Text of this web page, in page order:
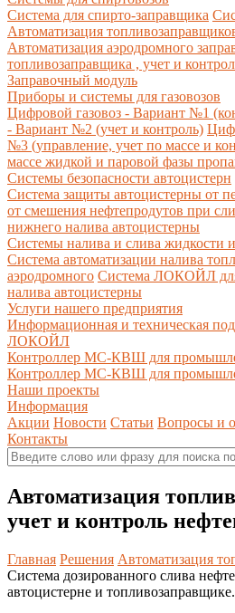
Система для спирто-заправщика
Автоматизация
Автоматизация аэродромного
топливозаправщика , учет и
Заправочный модуль
Приборы и системы для газовозов
Цифровой газовоз - Вариант №1
- Вариант №2 (учет и контроль)
№3 (управление, учет по массе и
массе жидкой и паровой фазы
Системы безопасности автоцистерн
Система защиты автоцистерны от
от смешения нефтепродутов при
нижнего налива автоцистерны
Системы налива и слива жидкости
Система автоматизации налива
аэродромного Система ЛОКОЙЛ
налива автоцистерны
Услуги нашего предприятия
Информационная и техническая
ЛОКОЙЛ
Контроллер МС-КВШ для
Контроллер МС-КВШ для
Наши проекты
Информация
Акции Новости Статьи Вопросы и
Контакты
Автоматизация
учет и контроль
Главная Решения Автоматизация
Система дозированного слива
автоцистерне и топливозаправщике.